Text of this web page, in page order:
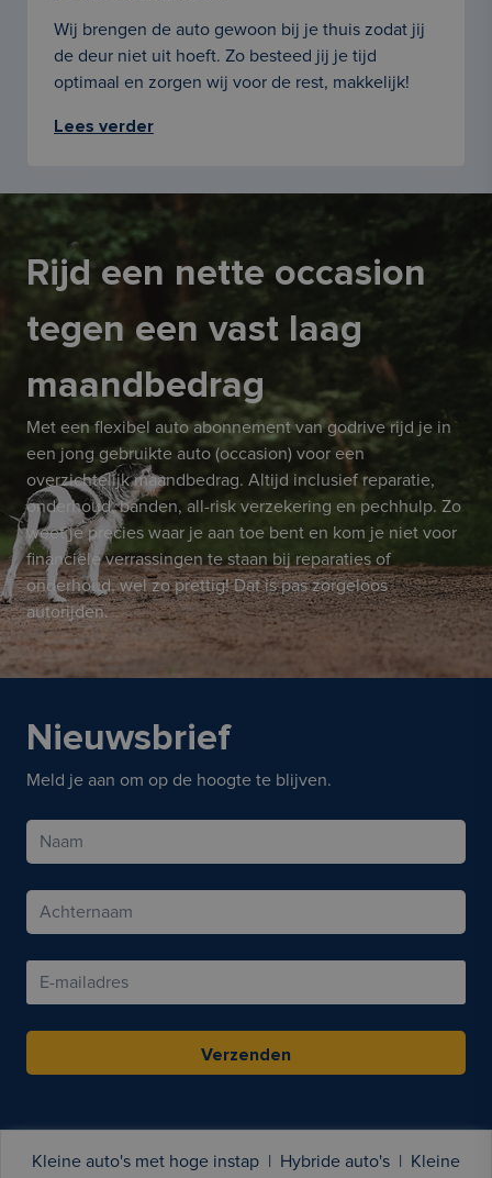
Wij brengen de auto gewoon bij je thuis zodat jij
de deur niet uit hoeft. Zo besteed jij je tijd
optimaal en zorgen wij voor de rest, makkelijk!
Lees verder
Rijd een nette occasion
tegen een vast laag
maandbedrag
Met een flexibel auto abonnement van godrive rijd je in
een jong gebruikte auto (occasion) voor een
overzichtelijk maandbedrag. Altijd inclusief reparatie,
onderhoud, banden, all-risk verzekering en pechhulp. Zo
weet je precies waar je aan toe bent en kom je niet voor
financiële verrassingen te staan bij reparaties of
onderhoud, wel zo prettig! Dat is pas zorgeloos
autorijden.
Nieuwsbrief
Meld je aan om op de hoogte te blijven.
Verzenden
Kleine auto's met hoge instap Hybride auto's
Kleine